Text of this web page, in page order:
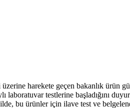
harekete geçen bakanlık
testlerine başladığını
bu ürünler için ilave test ve